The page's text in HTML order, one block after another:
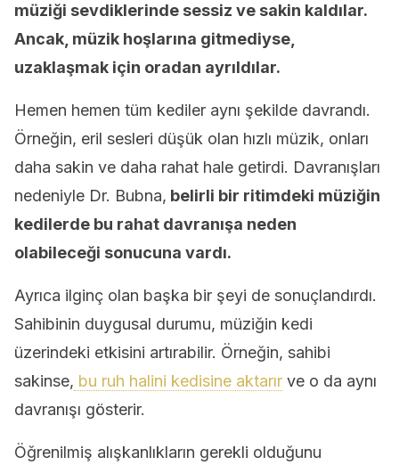
müziği sevdiklerinde sessiz ve sakin kaldılar.
Ancak, müzik hoşlarına gitmediyse,
uzaklaşmak için oradan ayrıldılar.
Hemen hemen tüm kediler aynı şekilde davrandı.
Örneğin, eril sesleri düşük olan hızlı müzik, onları
daha sakin ve daha rahat hale getirdi. Davranışları
nedeniyle Dr. Bubna, belirli bir ritimdeki müziğin
kedilerde bu rahat davranışa neden
olabileceği sonucuna vardı.
Ayrıca ilginç olan başka bir şeyi de sonuçlandırdı.
Sahibinin duygusal durumu, müziğin kedi
üzerindeki etkisini artırabilir. Örneğin, sahibi
sakinse, bu ruh halini kedisine aktarır ve o da aynı
davranışı gösterir.
Öğrenilmiş alışkanlıkların gerekli olduğunu